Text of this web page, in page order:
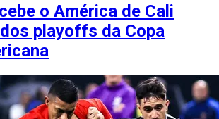
o América de Cali
playoffs da Copa